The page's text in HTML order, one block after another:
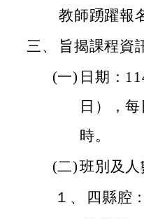
教師踴躍報
三、
旨揭課程資
(一) 日期：
日），
時。
(二)班別及人
１、
四縣腔